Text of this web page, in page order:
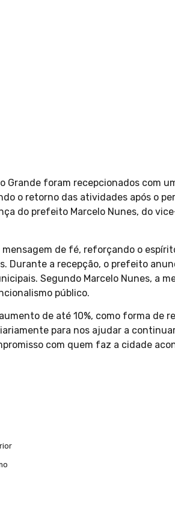
Grande foram recepcionados com
o retorno das atividades após o
do prefeito Marcelo Nunes, do
de fé, reforçando o
Durante a recepção, o prefeito
Segundo Marcelo Nunes, a
público.
de até 10%, como forma de
para nos ajudar a
com quem faz a cidade